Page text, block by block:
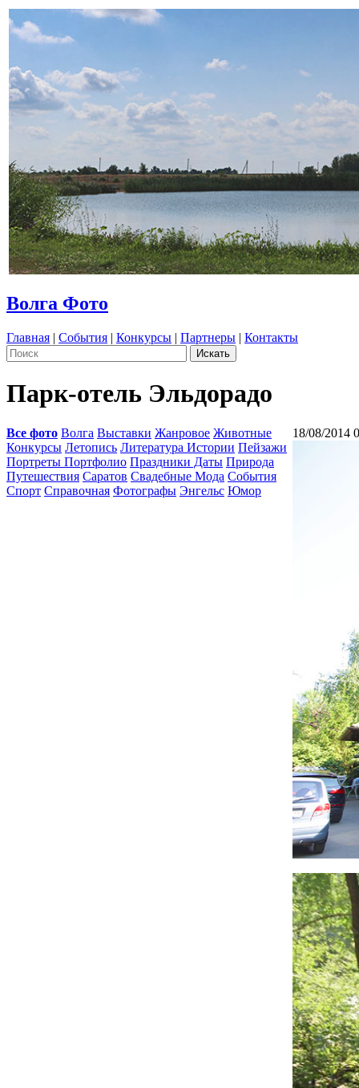
Волга Фото
Главная | События | Конкурсы | Партнеры | Контакты
Парк-отель Эльдорадо
Все фото Волга Выставки Жанровое Животные
Конкурсы Летопись Литература Истории Пейзажи
Портреты Портфолио Праздники Даты Природа
Путешествия Саратов Свадебные Мода События
Спорт Справочная Фотографы Энгельс Юмор
18/08/2014